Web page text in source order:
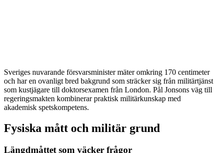
Sveriges nuvarande försvarsminister mäter omkring 170 centimeter
och har en ovanligt bred bakgrund som sträcker sig från militärtjänst
som kustjägare till doktorsexamen från London. Pål Jonsons väg till
regeringsmakten kombinerar praktisk militärkunskap med
akademisk spetskompetens.
Fysiska mått och militär grund
Längdmåttet som väcker frågor